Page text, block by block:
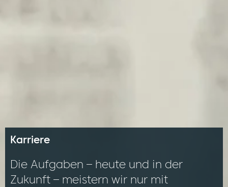
Karriere
Die Aufgaben – heute und in der
Zukunft – meistern wir nur mit